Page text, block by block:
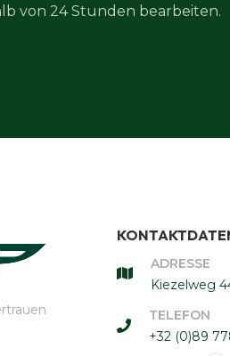
von 24 Stunden bearbeiten.
ADRESSE
Kiezelweg
TELEFON
+32 (0)89